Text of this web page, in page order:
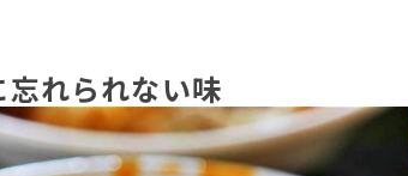
れられない味